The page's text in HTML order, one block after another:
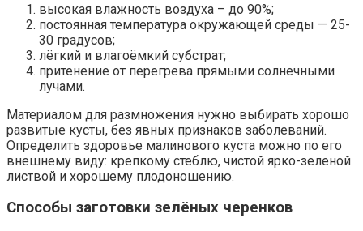
высокая влажность воздуха – до 90%;
постоянная температура окружающей среды — 25-
30 градусов;
лёгкий и влагоёмкий субстрат;
притенение от перегрева прямыми солнечными
лучами.
Материалом для размножения нужно выбирать хорошо
развитые кусты, без явных признаков заболеваний.
Определить здоровье малинового куста можно по его
внешнему виду: крепкому стеблю, чистой ярко-зеленой
листвой и хорошему плодоношению.
Способы заготовки зелёных черенков